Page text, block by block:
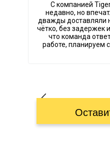
С компанией
недавно, но
дважды доставляли
чётко, без задержек
что команда
работе, планируем